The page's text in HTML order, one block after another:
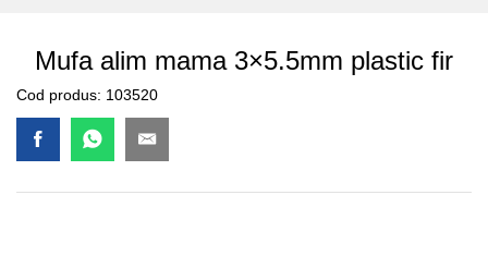
Mufa alim mama 3×5.5mm plastic fir
Cod produs: 103520